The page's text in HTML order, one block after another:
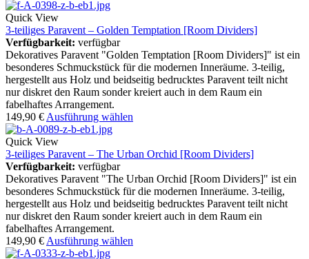
Quick View
3-teiliges Paravent – Golden Temptation [Room Dividers]
Verfügbarkeit: verfügbar
Dekoratives Paravent "Golden Temptation [Room Dividers]" ist ein
besonderes Schmuckstück für die modernen Inneräume. 3-teilig,
hergestellt aus Holz und beidseitig bedrucktes Paravent teilt nicht
nur diskret den Raum sonder kreiert auch in dem Raum ein
fabelhaftes Arrangement.
149,90 € Ausführung wählen
Quick View
3-teiliges Paravent – The Urban Orchid [Room Dividers]
Verfügbarkeit: verfügbar
Dekoratives Paravent "The Urban Orchid [Room Dividers]" ist ein
besonderes Schmuckstück für die modernen Inneräume. 3-teilig,
hergestellt aus Holz und beidseitig bedrucktes Paravent teilt nicht
nur diskret den Raum sonder kreiert auch in dem Raum ein
fabelhaftes Arrangement.
149,90 € Ausführung wählen